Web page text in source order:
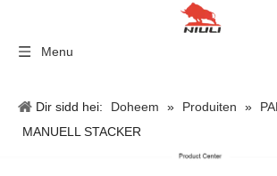
Menu
Dir sidd hei: Doheem » Produiten »
MANUELL STACKER